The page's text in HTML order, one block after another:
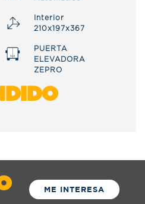
Interior
210x197x367
PUERTA
ELEVADORA
ZEPRO
ME INTERESA